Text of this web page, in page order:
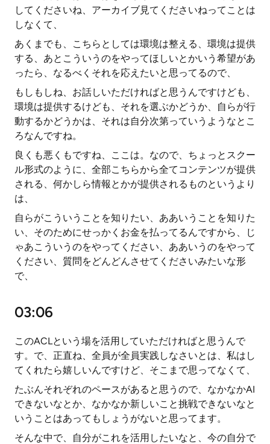
してくださいね、アーカイブ見てくださいねってことは
しなくて、
あくまでも、こちらとしては環境は整える、環境は提供
する、あとこういうのをやってほしいとかいう希望があ
ったら、なるべくそれを応えたいと思ってるので、
もしもしね、お話しいただければと思うんですけども、
環境は提供するけども、それを選ぶかどうか、自らが行
動するかどうかは、それは自分次第っていうようなとこ
ろなんですね。
良くも悪くもですね、ここは。なので、ちょっとスクー
ル形式のように、全部こちらから全てコンテンツが提供
される、何かしら情報とかが提供されるものというより
は、
自らがこういうことを知りたい、ああいうことを知りた
い、そのためにせっかくお金を払ってるんですから、じ
ゃあこういうのをやってください、ああいうのをやって
ください、質問をどんどんさせてくださいみたいな形
で、
03:06
このACLという場を活用していただければと思うんで
す。で、正直ね、全員が全員実践しなさいとは、私はし
てくれたら嬉しいんですけど、そこまで思ってなくて、
たぶんそれぞれのペースがあると思うので、なかなかAI
できないなとか、なかなか新しいこと挑戦できないなと
いうことはあってもしょうがないと思ってます。
そんな中で、自分がこれを活用したいなと、今の自分で